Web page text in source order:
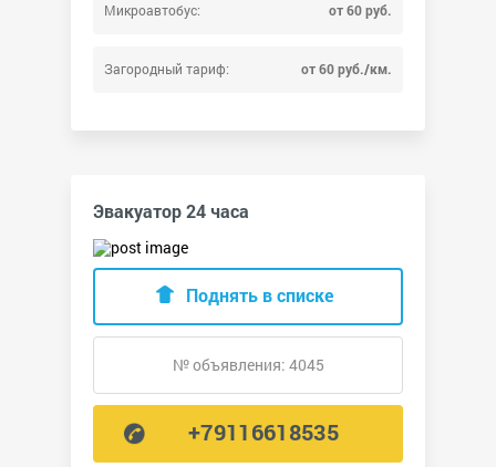
Микроавтобус: от 60 руб.
Загородный тариф: от 60 руб./км.
Эвакуатор 24 часа
Поднять в списке
№ объявления: 4045
+79116618535